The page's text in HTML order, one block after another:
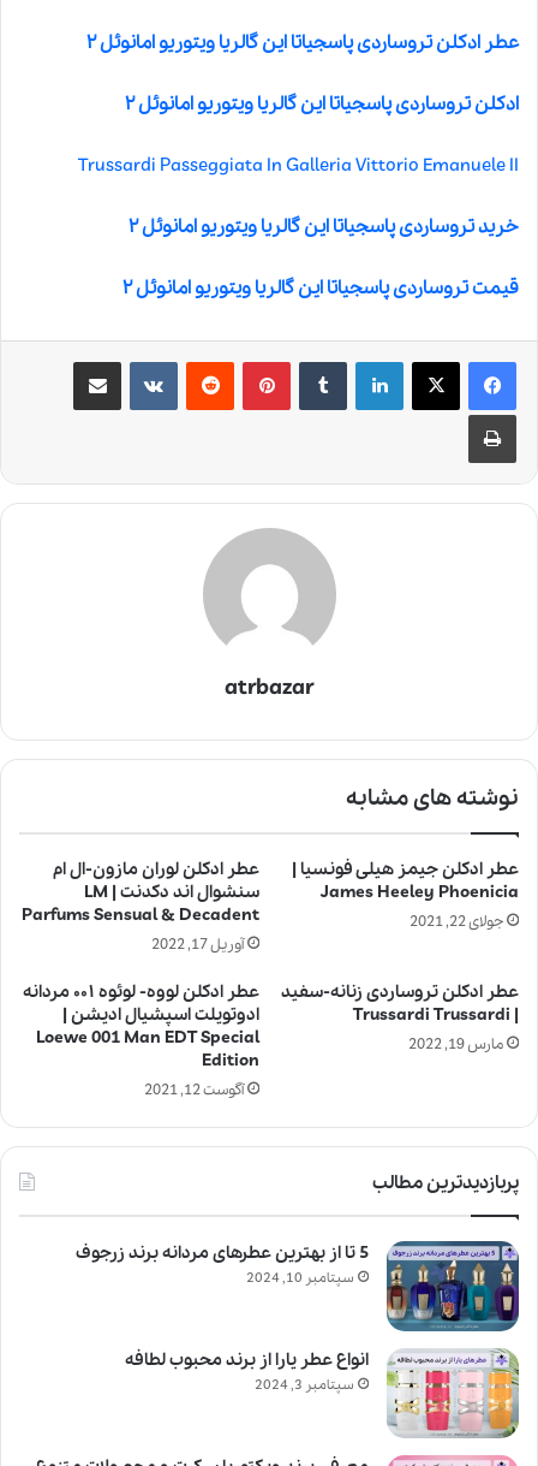
عطر ادکلن تروساردی پاسجیاتا این گالریا ویتوریو امانوئل ۲
ادکلن تروساردی پاسجیاتا این گالریا ویتوریو امانوئل ۲
Trussardi Passeggiata In Galleria Vittorio Emanuele II
خرید تروساردی پاسجیاتا این گالریا ویتوریو امانوئل ۲
قیمت تروساردی پاسجیاتا این گالریا ویتوریو امانوئل ۲
لینکدین ‫پین‌ترست ‫رددیت
چاپ
atrbazar
نوشته های مشابه
عطر ادکلن جیمز هیلی فونسیا |
James Heeley Phoenicia
جولای 22, 2021
عطر ادکلن لوران مازون-ال ام
سنشوال اند دکدنت | LM
Parfums Sensual & Decadent
آوریل 17, 2022
عطر ادکلن تروساردی زنانه-سفید
| Trussardi Trussardi
مارس 19, 2022
عطر ادکلن لووه- لوئوه ۰۰۱ مردانه
ادوتویلت اسپشیال ادیشن |
Loewe 001 Man EDT Special
Edition
آگوست 12, 2021
پربازدیدترین مطالب
5 تا از بهترین عطرهای مردانه برند زرجوف
سپتامبر 10, 2024
انواع عطر یارا از برند محبوب لطافه
سپتامبر 3, 2024